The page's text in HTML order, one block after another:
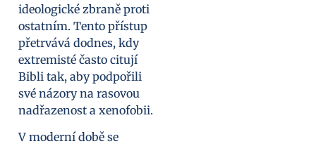
ideologické zbraně proti
ostatním. Tento přístup
přetrvává dodnes, kdy
extremisté často citují
Bibli tak, aby podpořili
své názory na rasovou
nadřazenost a xenofobii.
V moderní době se